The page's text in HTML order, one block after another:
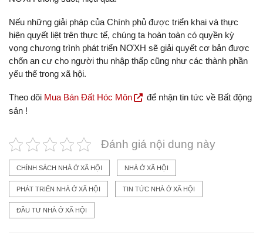
Nếu những giải pháp của Chính phủ được triển khai và thực
hiện quyết liệt trên thực tế, chúng ta hoàn toàn có quyền kỳ
vọng chương trình phát triển NƠXH sẽ giải quyết cơ bản được
chốn an cư cho người thu nhập thấp cũng như các thành phần
yếu thế trong xã hội.
Theo dõi Mua Bán Đất Hóc Môn
để nhận tin tức về Bất động
sản !
Đánh giá nội dung này
CHÍNH SÁCH NHÀ Ở XÃ HỘI NHÀ Ở XÃ HỘI
PHÁT TRIỂN NHÀ Ở XÃ HỘI TIN TỨC NHÀ Ở XÃ HỘI
ĐẦU TƯ NHÀ Ở XÃ HỘI